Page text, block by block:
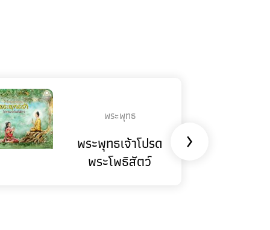
พระพุทธ
พระพุทธเจ้าโปรด
พระโพธิสัตว์
›